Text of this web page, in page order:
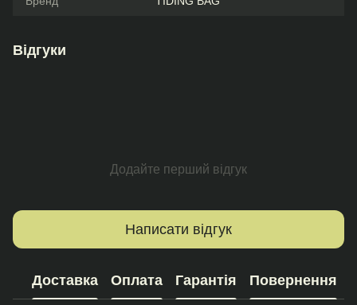
Відгуки
Додайте перший відгук
Написати відгук
Доставка Оплата Гарантія Повернення